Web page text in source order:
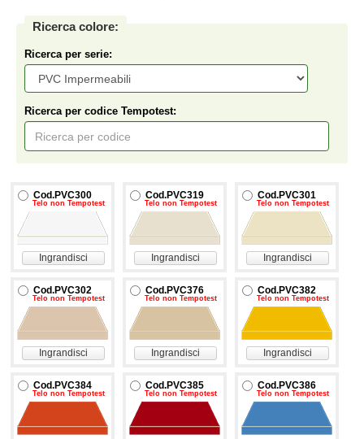
Ricerca colore:
Ricerca per serie:
Ricerca per codice Tempotest:
Cod.PVC300
Telo non Tempotest
Ingrandisci
Cod.PVC319
Telo non Tempotest
Ingrandisci
Cod.PVC301
Telo non Tempotest
Ingrandisci
Cod.PVC302
Telo non Tempotest
Ingrandisci
Cod.PVC376
Telo non Tempotest
Ingrandisci
Cod.PVC382
Telo non Tempotest
Ingrandisci
Cod.PVC384
Telo non Tempotest
Cod.PVC385
Telo non Tempotest
Cod.PVC386
Telo non Tempotest